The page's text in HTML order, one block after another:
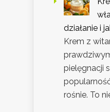
działanie i
Krem z
pielęgnacji
rośnie. To